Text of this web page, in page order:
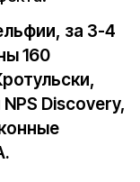
за 3-4
160
Discovery,